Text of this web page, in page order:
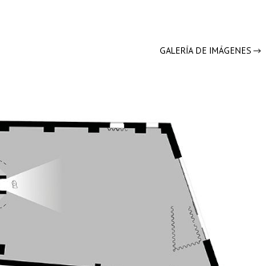
GALERÍA DE IMÁGENES →